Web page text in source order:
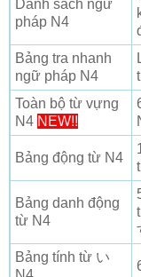
Danh sách ngữ
pháp N4
Bảng tra nhanh
ngữ pháp N4
Toàn bộ từ vựng
N4 NEW!!
Bảng động từ N4
Bảng danh động
từ N4
Bảng tính từ い